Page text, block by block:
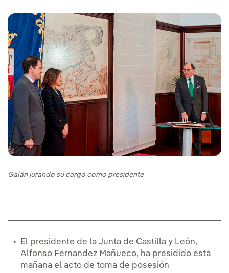
Galán jurando su cargo como presidente
El presidente de la Junta de Castilla y León,
Alfonso Fernandez Mañueco, ha presidido esta
mañana el acto de toma de posesión